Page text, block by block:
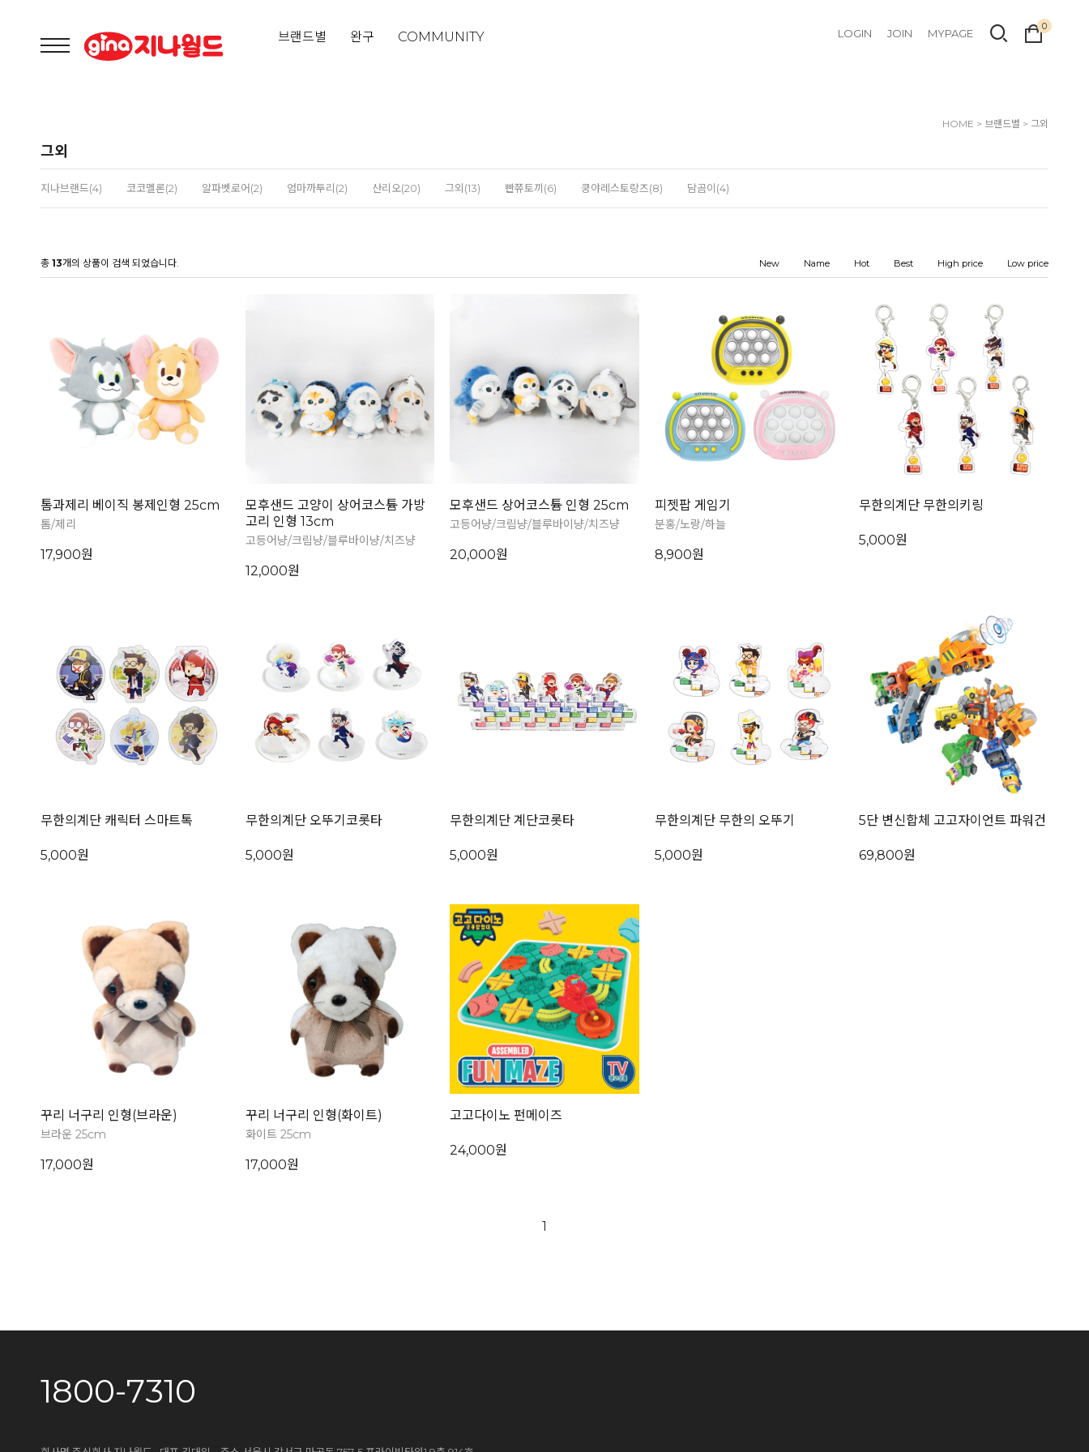
브랜드별 완구 COMMUNITY LOGIN JOIN MYPAGE
0
HOME > 브랜드별 > 그외
그외
지나브랜드(4) 코코멜론(2) 알파벳로어(2) 엄마까투리(2) 산리오(20) 그외(13) 빤쮸토끼(6) 쿵야레스토랑즈(8) 담곰이(4)
총 13개의 상품이 검색 되었습니다. New Name Hot Best High price Low price
톰과제리 베이직 봉제인형 25cm
톰/제리
17,900원
모후샌드 고양이 상어코스튬 가방
고리 인형 13cm
고등어냥/크림냥/블루바이냥/치즈냥
12,000원
모후샌드 상어코스튬 인형 25cm
고등어냥/크림냥/블루바이냥/치즈냥
20,000원
피젯팝 게임기
분홍/노랑/하늘
8,900원
무한의계단 무한의키링
5,000원
무한의계단 캐릭터 스마트톡
5,000원
무한의계단 오뚜기코롯타
5,000원
무한의계단 계단코롯타
5,000원
무한의계단 무한의 오뚜기
5,000원
5단 변신합체 고고자이언트 파워건
69,800원
꾸리 너구리 인형(브라운)
브라운 25cm
17,000원
꾸리 너구리 인형(화이트)
화이트 25cm
17,000원
고고다이노 펀메이즈
24,000원
1
1800-7310